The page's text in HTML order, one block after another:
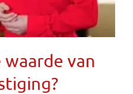
van